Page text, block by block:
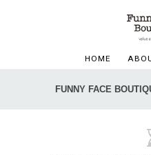
HOME
FUNNY FACE